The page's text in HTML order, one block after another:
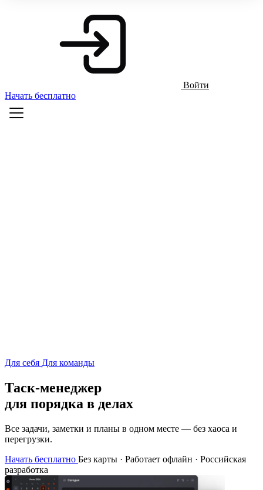
Войти
Начать бесплатно
Для себя Для команды
Таск-менеджер
для порядка в делах
Все задачи, заметки и планы в одном месте — без хаоса и
перегрузки.
Начать бесплатно Без карты · Работает офлайн · Российская
разработка